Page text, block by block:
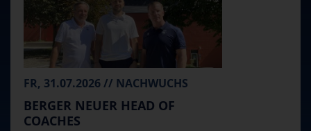
FR, 31.07.2026 // NACHWUCHS
BERGER NEUER HEAD OF
COACHES